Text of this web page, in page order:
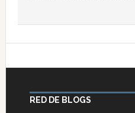
RED DE BLOGS